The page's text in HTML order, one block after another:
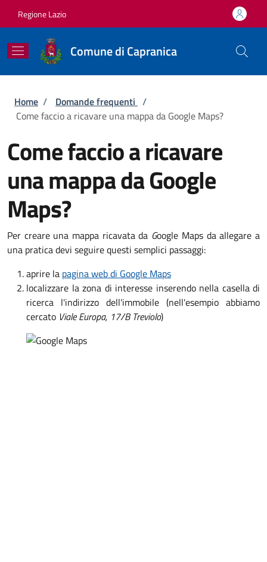
Regione Lazio
Comune di Capranica
Briciole di pane
Home / Domande frequenti /
Come faccio a ricavare una mappa da Google Maps?
Come faccio a ricavare
una mappa da Google
Maps?
Per creare una mappa ricavata da Google Maps da allegare a
una pratica devi seguire questi semplici passaggi:
aprire la pagina web di Google Maps
localizzare la zona di interesse inserendo nella casella di
ricerca l'indirizzo dell'immobile (nell'esempio abbiamo
cercato Viale Europa, 17/B Treviolo)